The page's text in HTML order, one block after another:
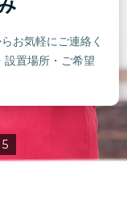
お気軽にご連絡く
設置場所・ご希望
5